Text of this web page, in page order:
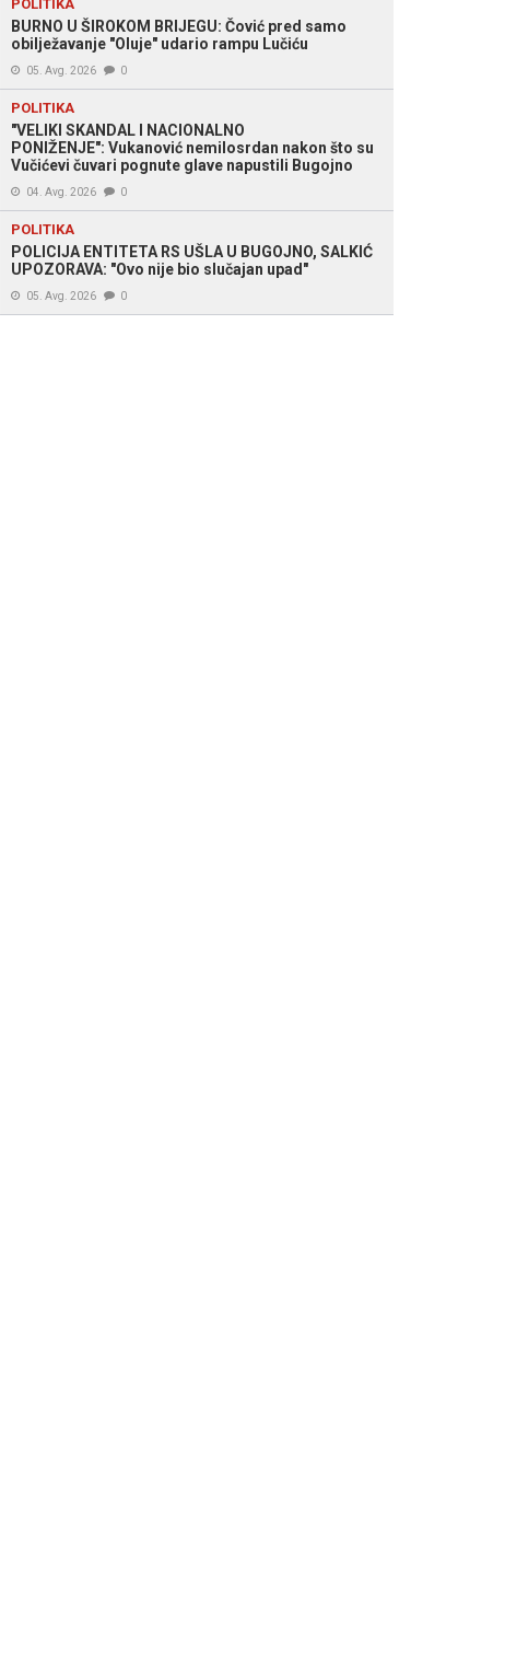
POLITIKA
BURNO U ŠIROKOM BRIJEGU: Čović pred samo
obilježavanje "Oluje" udario rampu Lučiću
05. Avg. 2026 0
POLITIKA
"VELIKI SKANDAL I NACIONALNO
PONIŽENJE": Vukanović nemilosrdan nakon što su
Vučićevi čuvari pognute glave napustili Bugojno
04. Avg. 2026 0
POLITIKA
POLICIJA ENTITETA RS UŠLA U BUGOJNO, SALKIĆ
UPOZORAVA: "Ovo nije bio slučajan upad"
05. Avg. 2026 0